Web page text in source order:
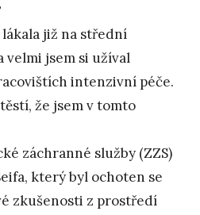
již na střední
velmi jsem si užíval
intenzivní péče.
že jsem v tomto
záchranné služby (ZZS)
který byl ochoten se
zkušenosti z prostředí